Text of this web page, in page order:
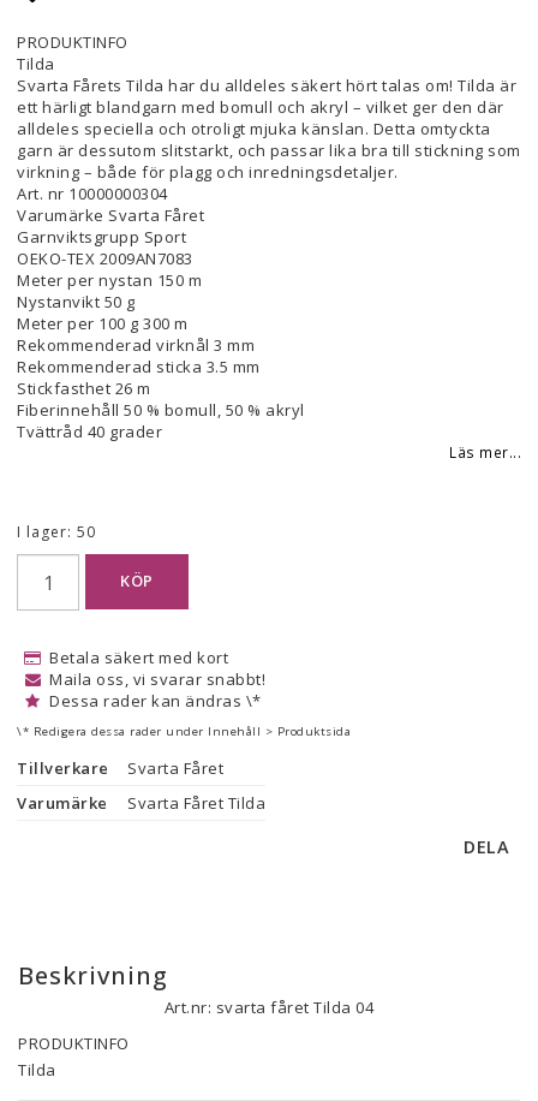
Lägg till i favoritlistan
PRODUKTINFO
Tilda
Svarta Fårets Tilda har du alldeles säkert hört talas om! Tilda är
ett härligt blandgarn med bomull och akryl – vilket ger den där
alldeles speciella och otroligt mjuka känslan. Detta omtyckta
garn är dessutom slitstarkt, och passar lika bra till stickning som
virkning – både för plagg och inredningsdetaljer.
Art. nr 10000000304
Varumärke Svarta Fåret
Garnviktsgrupp Sport
OEKO-TEX 2009AN7083
Meter per nystan 150 m
Nystanvikt 50 g
Meter per 100 g 300 m
Rekommenderad virknål 3 mm
Rekommenderad sticka 3.5 mm
Stickfasthet 26 m
Fiberinnehåll 50 % bomull, 50 % akryl
Tvättråd 40 grader
Läs mer...
I lager: 50
KÖP
Betala säkert med kort
Maila oss, vi svarar snabbt!
Dessa rader kan ändras \*
\* Redigera dessa rader under Innehåll > Produktsida
Tillverkare
Svarta Fåret
Varumärke
Svarta Fåret Tilda
DELA
Beskrivning
Art.nr: svarta fåret Tilda 04
PRODUKTINFO
Tilda
Svarta Fårets Tilda har du alldeles säkert hört talas om! Tilda är